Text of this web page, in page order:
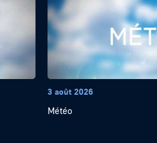
3 août 2026
Météo